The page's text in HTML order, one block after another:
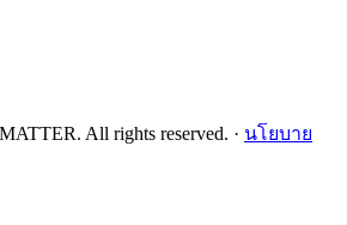
All rights reserved. · นโยบาย